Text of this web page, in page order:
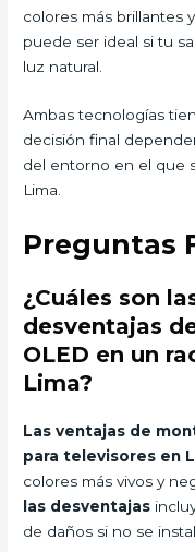
colores más brillantes
puede ser ideal si tu
luz natural.
Ambas tecnologías
decisión final
del entorno en el que
Lima.
Preguntas
¿Cuáles son
desventajas
OLED en un
Lima?
Las ventajas de
para televisores en
colores más vivos y
las desventajas
de daños si no se